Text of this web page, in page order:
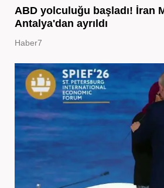
ABD yolculuğu başladı! İran
Antalya'dan ayrıldı
Haber7